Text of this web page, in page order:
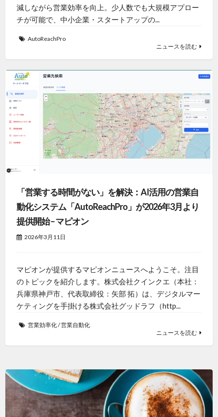
減しながら営業効率を向上。少人数でも大規模アプロー
チが可能で、中小企業・スタートアップの...
AutoReachPro
ニュースを読む
「営業する時間がない」を解決：AI活用の営業自
動化システム「AutoReachPro」が2026年3月より
提供開始 – マピオン
2026年3月11日
マピオンが提供するマピオンニュースへようこそ。注目
のトピックを紹介します。株式会社クインクエ（本社：
兵庫県神戸市、代表取締役：矢部 拓）は、デジタルマー
ケティングを手掛ける株式会社グッドラフ（http...
営業効率化/営業自動化
ニュースを読む